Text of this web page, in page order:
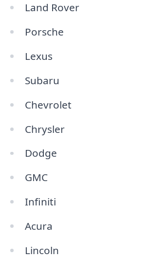
Land Rover
Porsche
Lexus
Subaru
Chevrolet
Chrysler
Dodge
GMC
Infiniti
Acura
Lincoln